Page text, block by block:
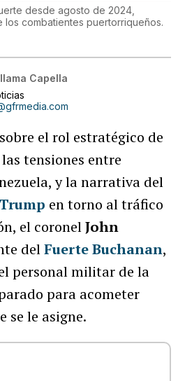
desde agosto de 2024,
combatientes puertorriqueños.
Capella
el rol estratégico de
tensiones entre
y la narrativa del
en torno al tráfico
el coronelJohn
delFuerte Buchanan,
personal militar de la
para acometer
se le asigne.